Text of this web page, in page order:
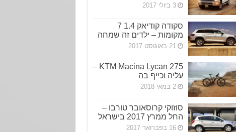
3 ביולי 2017
סקודה קודיאק 1.4 7
מקומות – ילדים זה שמחה
21 באוגוסט 2017
KTM Macina Lycan 275 –
עליה וכייף בה
2 במאי 2018
סוזוקי קרוסאובר טורבו –
החל ממרץ 2017 בישראל
16 בפברואר 2017